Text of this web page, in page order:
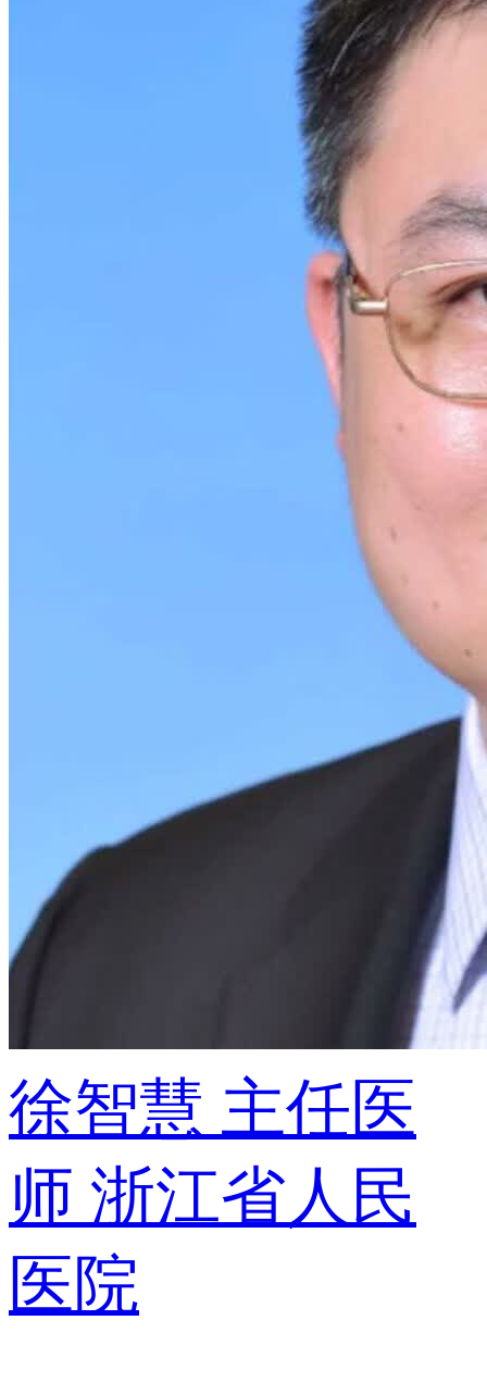
徐智慧 主任医
师 浙江省人民
医院